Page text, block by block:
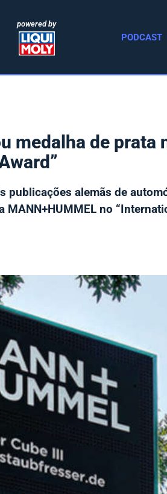
powered by
PODCAST
medalha de prata
publicações alemãs de
no